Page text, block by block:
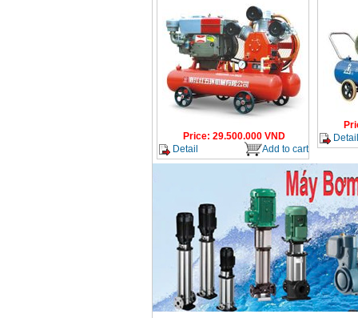
Price: 29.500.000VND
Detail
Add to cart
Detail